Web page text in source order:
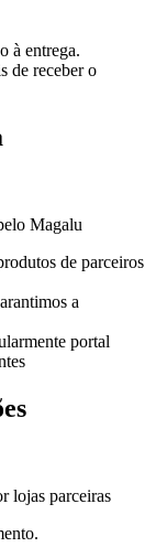
à entrega.
de receber o
Magalu
de parceiros
a
portal
lojas parceiras